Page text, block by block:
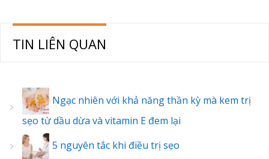
TIN LIÊN QUAN
Ngạc nhiên với khả năng thần kỳ mà kem trị
sẹo từ dầu dừa và vitamin E đem lại
5 nguyên tắc khi điều trị sẹo